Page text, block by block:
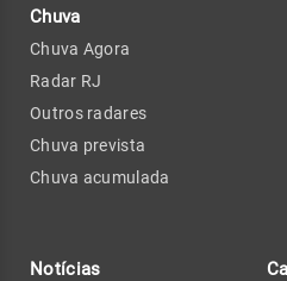
Chuva
Chuva Agora
Radar RJ
Outros radares
Chuva prevista
Chuva acumulada
Notícias